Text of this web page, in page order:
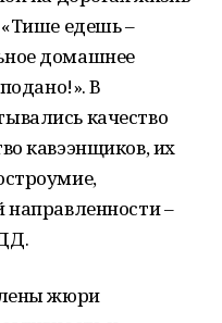
едешь –
до­машнее
В
качество
кавээнщиков, их
направленности –
жюри